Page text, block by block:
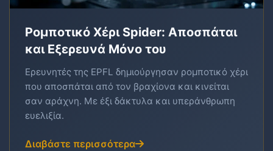
Ρομποτικό Χέρι Spider: Αποσπάται
και Εξερευνά Μόνο του
Ερευνητές της EPFL δημιούργησαν ρομποτικό χέρι
που αποσπάται από τον βραχίονα και κινείται
σαν αράχνη. Με έξι δάκτυλα και υπεράνθρωπη
ευελιξία.
Διαβάστε περισσότερα